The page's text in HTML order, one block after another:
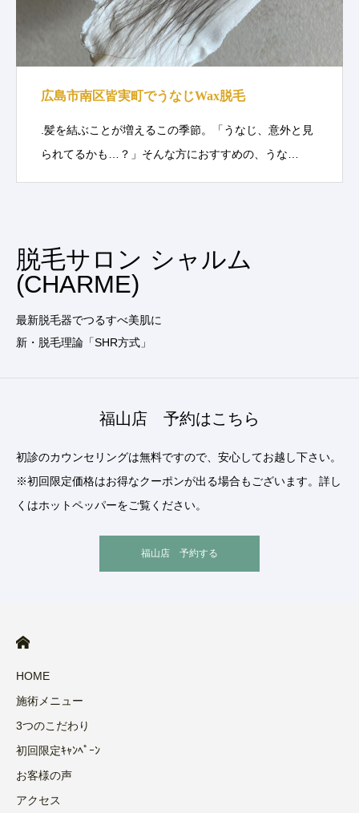
広島市南区皆実町でうなじWax脱毛
.髪を結ぶことが増えるこの季節。「うなじ、意外と見
られてるかも…？」そんな方におすすめの、うな…
脱毛サロン シャルム
(CHARME)
最新脱毛器でつるすべ美肌に
新・脱毛理論「SHR方式」
福山店 予約はこちら
初診のカウンセリングは無料ですので、安心してお越し下さい。
※初回限定価格はお得なクーポンが出る場合もございます。詳し
くはホットペッパーをご覧ください。
福山店 予約する
HOME
施術メニュー
3つのこだわり
初回限定ｷｬﾝﾍﾟｰﾝ
お客様の声
アクセス